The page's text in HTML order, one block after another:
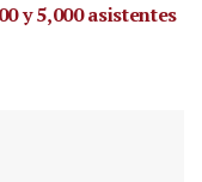
y 5,000 asistentes